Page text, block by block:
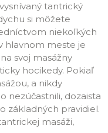
tantrický
si môžete
niekoľkých
hlavnom meste je
svoj masážny
hocikedy. Pokiaľ
a nikdy
nezúčastnili, dozaista
základných pravidiel.
masáži,